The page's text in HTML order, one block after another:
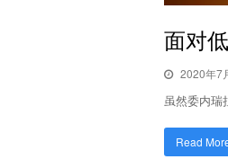
面对
2020年7
虽然委内瑞
Read